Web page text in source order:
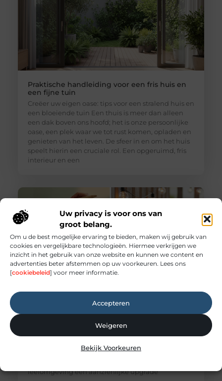
Uw privacy is voor ons van
groot belang.
Om u de best mogelijke ervaring te bieden, maken wij gebruik van
cookies en vergelijkbare technologieën. Hiermee verkrijgen we
inzicht in het gebruik van onze website en kunnen we content en
advertenties beter afstemmen op uw voorkeuren. Lees ons
[cookiebeleid] voor meer informatie.
Accepteren
Weigeren
Bekijk Voorkeuren
Praktische handleiding voor een fris huis en
een fijne tuin
Creëer uw eigen oase: tips voor een stralend huis en
een bloeiende tuin Een thuis is meer dan alleen
een dak boven ons hoofd; het is onze persoonlijke
oase, een plek waar we tot rust komen, opladen en
genieten van het leven. De sfeer in en om het huis
speelt hierin een cruciale rol. Een opgeruimd, fris
interieur en een
Gids voor kleine verbeteringen in huis en tuin
Transformeer uw huis en tuin: een gids voor kleine,
impactvolle verbeteringen Voelt uw huis of tuin
een beetje inspiratieloos? Droomt u van een frisse,
en de chaos van een grootschalige renovatie? Goed
nieuws: u hoeft geen muren te slopen of
leefomgeving een aanzienlijke upgrade